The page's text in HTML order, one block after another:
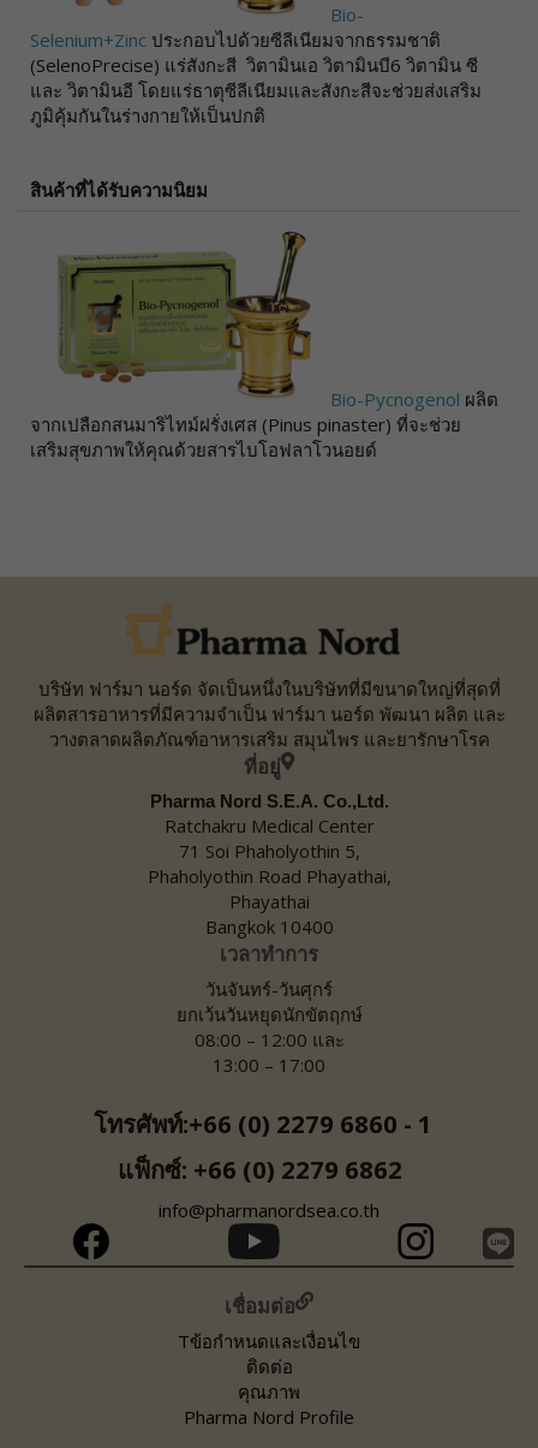
Bio-
Selenium+Zinc ประกอบไปด้วยซีลีเนียมจากธรรมชาติ
(SelenoPrecise) แร่สังกะสี วิตามินเอ วิตามินบี6 วิตามิน ซี
และ วิตามินอี โดยแร่ธาตุซีลีเนียมและสังกะสีจะช่วยส่งเสริม
ภูมิคุ้มกันในร่างกายให้เป็นปกติ
สินค้าที่ได้รับความนิยม
Bio-Pycnogenol ผลิต
จากเปลือกสนมาริไทม์ฝรั่งเศส (Pinus pinaster) ที่จะช่วย
เสริมสุขภาพให้คุณด้วยสารไบโอฟลาโวนอยด์
บริษัท ฟาร์มา นอร์ด จัดเป็นหนึ่งในบริษัทที่มีขนาดใหญ่ที่สุดที่
ผลิตสารอาหารที่มีความจำเป็น ฟาร์มา นอร์ด พัฒนา ผลิต และ
วางตลาดผลิตภัณฑ์อาหารเสริม สมุนไพร และยารักษาโรค
ที่อยู่
Pharma Nord S.E.A. Co.,Ltd.
Ratchakru Medical Center
71 Soi Phaholyothin 5,
Phaholyothin Road Phayathai,
Phayathai
Bangkok 10400
เวลาทำการ
วันจันทร์-วันศุกร์
ยกเว้นวันหยุดนักขัตฤกษ์
08:00 – 12:00 และ
13:00 – 17:00
โทรศัพท์:+66 (0) 2279 6860 - 1
แฟ็กซ์: +66 (0) 2279 6862
info@pharmanordsea.co.th
เชื่อมต่อ
Tข้อกำหนดและเงื่อนไข
ติดต่อ
คุณภาพ
Pharma Nord Profile